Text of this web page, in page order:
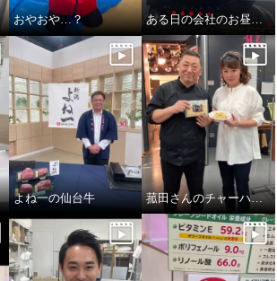
おやおや…？ ある日の会社のお昼ご飯
よね一の仙台牛 菰田さんのチャーハン！！炒飯！！